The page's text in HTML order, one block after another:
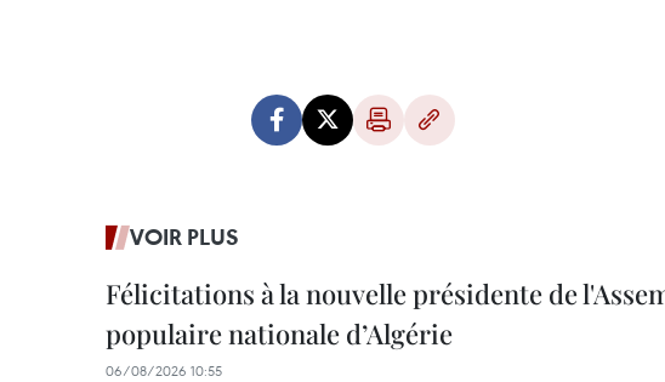
VOIR PLUS
Félicitations à la nouvelle présidente de
populaire nationale d’Algérie
06/08/2026 10:55